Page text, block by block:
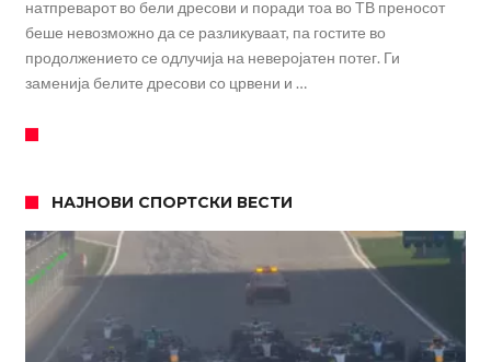
натпреварот во бели дресови и поради тоа во ТВ преносот
беше невозможно да се разликуваат, па гостите во
продолжението се одлучија на неверојатен потег. Ги
заменија белите дресови со црвени и …
НАЈНОВИ СПОРТСКИ ВЕСТИ